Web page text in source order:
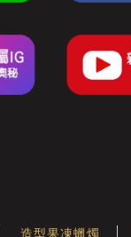
造型果凍蠟燭